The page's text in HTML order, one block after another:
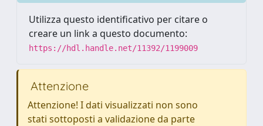
Utilizza questo identificativo per citare o
creare un link a questo documento:
https://hdl.handle.net/11392/1199009
Attenzione
Attenzione! I dati visualizzati non sono
stati sottoposti a validazione da parte